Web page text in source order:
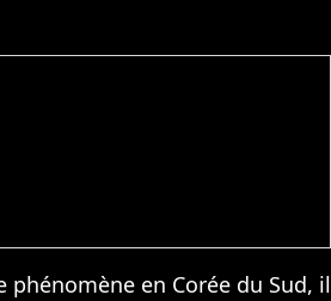
phénomène en Corée du Sud, il